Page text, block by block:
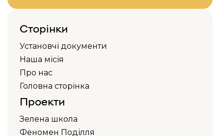
Сторінки
Установчі документи
Наша місія
Про нас
Головна сторінка
Проекти
Зелена школа
Феномен Поділля